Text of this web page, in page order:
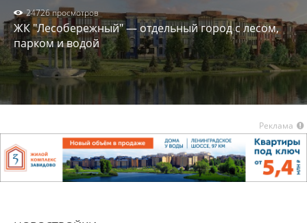
24726 просмотров
ЖК "Лесобережный" — отдельный город с лесом,
парком и водой
Реклама